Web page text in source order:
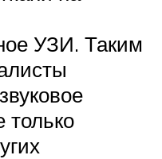
УЗИ. Таким
только